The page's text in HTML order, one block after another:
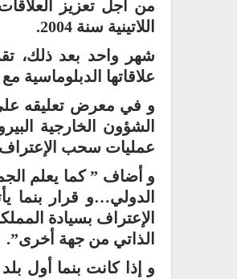
من أجل تعزيز
اللاتينية سنة 2004.
شهر واحد بعد ذلك،
علاقاتها الدبلوماسية
و في معرض تعليقه على
الشؤون الخارجية
عمليات سحب الإعتراف
و أضاف ” كما يعلم
الدولي…و قرار بنما
الإعتراف بسيادة
الذاتي من جهة أخرى”.
و إذا كانت بنما أول